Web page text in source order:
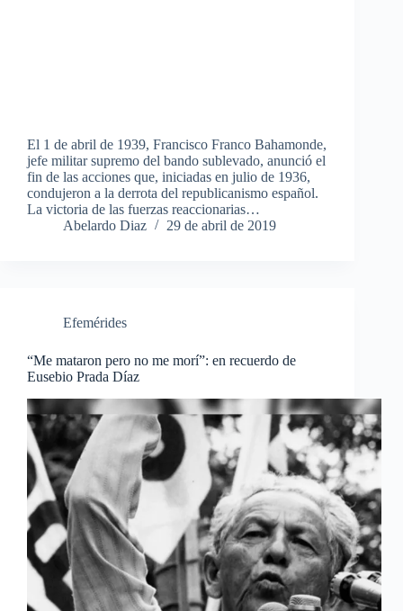
El 1 de abril de 1939, Francisco Franco Bahamonde,
jefe militar supremo del bando sublevado, anunció el
fin de las acciones que, iniciadas en julio de 1936,
condujeron a la derrota del republicanismo español.
La victoria de las fuerzas reaccionarias…
Abelardo Diaz
29 de abril de 2019
Efemérides
“Me mataron pero no me morí”: en recuerdo de
Eusebio Prada Díaz